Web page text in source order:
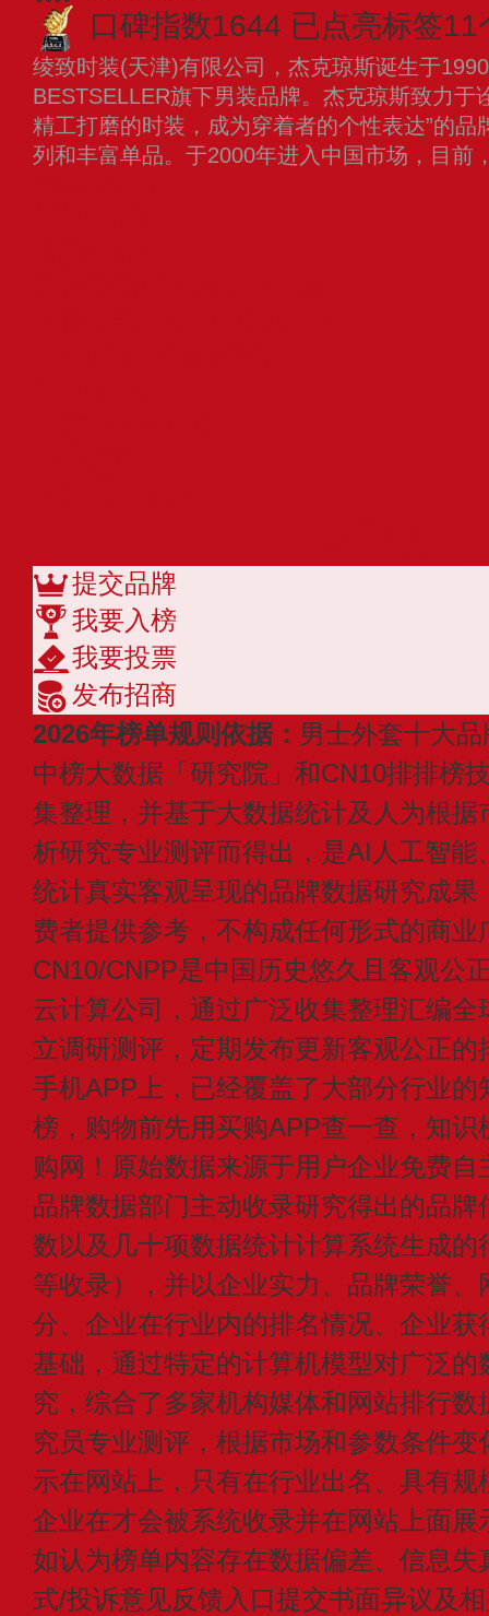
口碑指数1644 已点亮标签11
绫致时装(天津)有限公司，杰克琼斯诞生于
BESTSELLER旗下男装品牌。杰克琼斯致力于
精工打磨的时装，成为穿着者的个性表达”的
列和丰富单品。于2000年进入中国市场，目前
提交品牌
我要入榜
我要投票
发布招商
2026年榜单规则依据： 男士外套十大
中榜大数据「研究院」和CN10排排榜
集整理，并基于大数据统计及人为根
析研究专业测评而得出，是AI人工智能
统计真实客观呈现的品牌数据研究成
费者提供参考，不构成任何形式的商业
CN10/CNPP是中国历史悠久且客观公
云计算公司，通过广泛收集整理汇编
立调研测评，定期发布更新客观公正
手机APP上，已经覆盖了大部分行业
榜，购物前先用买购APP查一查，知
购网！原始数据来源于用户企业免费
品牌数据部门主动收录研究得出的品
数以及几十项数据统计计算系统生成
等收录），并以企业实力、品牌荣誉
分、企业在行业内的排名情况、企业
基础，通过特定的计算机模型对广泛
究，综合了多家机构媒体和网站排行
究员专业测评，根据市场和参数条件
示在网站上，只有在行业出名、具有
企业在才会被系统收录并在网站上面
如认为榜单内容存在数据偏差、信息
式/投诉意见反馈入口提交书面异议及